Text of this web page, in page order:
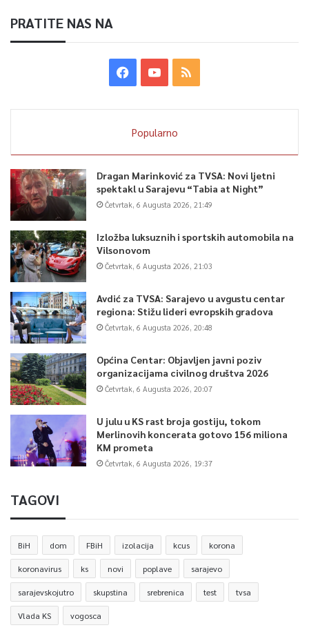
PRATITE NAS NA
Popularno
Dragan Marinković za TVSA: Novi ljetni
spektakl u Sarajevu “Tabia at Night”
Četvrtak, 6 Augusta 2026, 21:49
Izložba luksuznih i sportskih automobila na
Vilsonovom
Četvrtak, 6 Augusta 2026, 21:03
Avdić za TVSA: Sarajevo u avgustu centar
regiona: Stižu lideri evropskih gradova
Četvrtak, 6 Augusta 2026, 20:48
Općina Centar: Objavljen javni poziv
organizacijama civilnog društva 2026
Četvrtak, 6 Augusta 2026, 20:07
U julu u KS rast broja gostiju, tokom
Merlinovih koncerata gotovo 156 miliona
KM prometa
Četvrtak, 6 Augusta 2026, 19:37
TAGOVI
BiH dom FBiH izolacija kcus korona
koronavirus ks novi poplave sarajevo
sarajevskojutro skupstina srebrenica test tvsa
Vlada KS vogosca